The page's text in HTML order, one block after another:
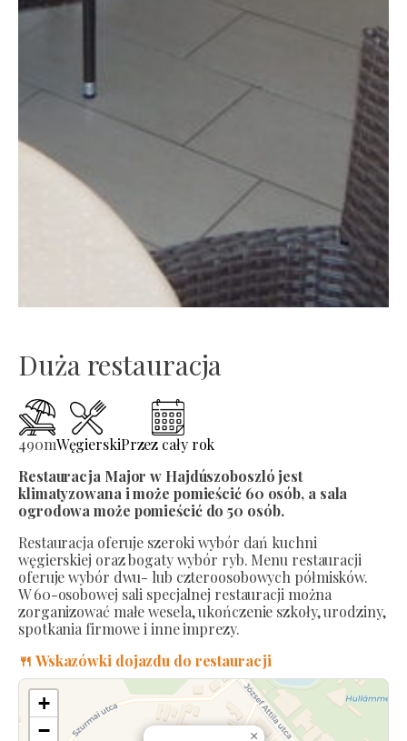
Duża restauracja
490mWęgierskiPrzez cały rok
Restauracja Major w Hajdúszoboszló jest
klimatyzowana i może pomieścić 60 osób, a sala
ogrodowa może pomieścić do 50 osób.
Restauracja oferuje szeroki wybór dań kuchni
węgierskiej oraz bogaty wybór ryb. Menu restauracji
oferuje wybór dwu- lub czteroosobowych półmisków.
W 60-osobowej sali specjalnej restauracji można
zorganizować małe wesela, ukończenie szkoły, urodziny,
spotkania firmowe i inne imprezy.
🍴 Wskazówki dojazdu do restauracji
×
+
−